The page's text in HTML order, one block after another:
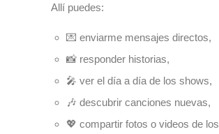
Allí puedes:
💌 enviarme mensajes directos,
📸 responder historias,
🎤 ver el día a día de los shows,
🎶 descubrir canciones nuevas,
💖 compartir fotos o videos de los